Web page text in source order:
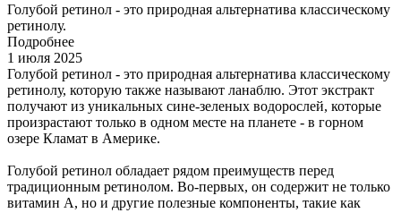
Голубой ретинол - это природная альтернатива классическому
ретинолу.
Подробнее
1 июля 2025
Голубой ретинол - это природная альтернатива классическому
ретинолу, которую также называют ланаблю. Этот экстракт
получают из уникальных сине-зеленых водорослей, которые
произрастают только в одном месте на планете - в горном
озере Кламат в Америке.
Голубой ретинол обладает рядом преимуществ перед
традиционным ретинолом. Во-первых, он содержит не только
витамин А, но и другие полезные компоненты, такие как